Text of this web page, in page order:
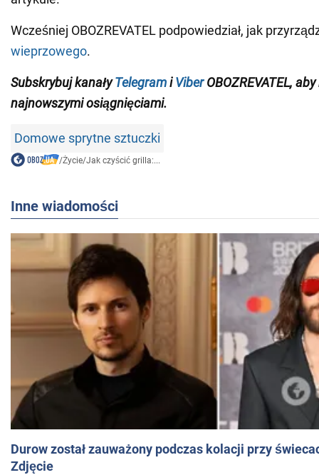
Wcześniej OBOZREVATEL podpowiedział, jak
wieprzowego.
SubskrybujkanałyTelegramiViberOBOZREVATEL, aby
najnowszymi osiągnięciami.
Domowe sprytne sztuczki
/Życie/Jak czyścić grilla:...
Inne wiadomości
Durow został zauważony podczas kolacji przy
Zdjęcie